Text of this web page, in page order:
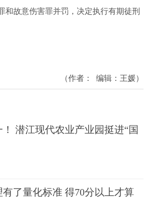
故意伤害罪并罚，决定执行有期徒刑
（作者： 编辑： 王媛）
潜江现代农业产业园挺进“国
了量化标准 得70分以上才算